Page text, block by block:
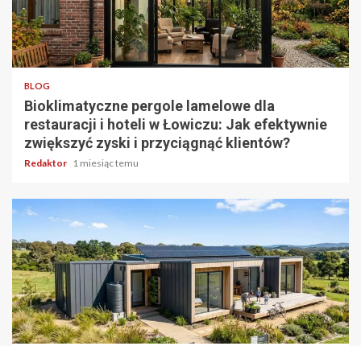
4 min odczytu
BLOG
Bioklimatyczne pergole lamelowe dla
restauracji i hoteli w Łowiczu: Jak efektywnie
zwiększyć zyski i przyciągnąć klientów?
Redaktor 1 miesiąc temu
5 min odczytu